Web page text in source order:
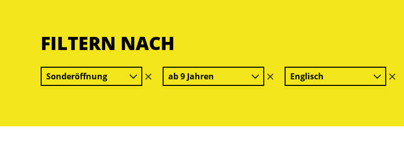
FILTERN NACH
Sonderöffnung
Filter
löschen
ab 9 Jahren
Filter
löschen
Englisch